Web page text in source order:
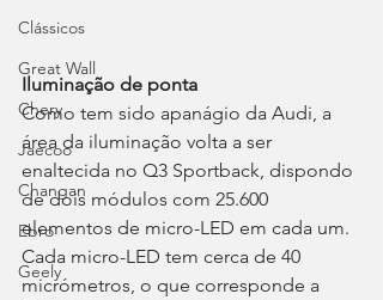
Clássicos
Great Wall
Chery
Jaecoo
Changan
Ebro
Geely
Iluminação de ponta
Como tem sido apanágio da Audi, a
área da iluminação volta a ser
enaltecida no Q3 Sportback, dispondo
de dois módulos com 25.600
elementos de micro-LED em cada um.
Cada micro-LED tem cerca de 40
micrómetros, o que corresponde a